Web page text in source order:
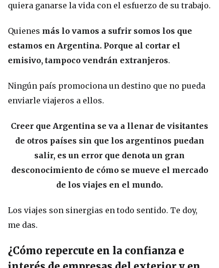
quiera ganarse la vida con el esfuerzo de su trabajo.
Quienes más lo vamos a sufrir somos los que
estamos en Argentina. Porque al cortar el
emisivo, tampoco vendrán extranjeros.
Ningún país promociona un destino que no pueda
enviarle viajeros a ellos.
Creer que Argentina se va a llenar de visitantes
de otros países sin que los argentinos puedan
salir, es un error que denota un gran
desconocimiento de cómo se mueve el mercado
de los viajes en el mundo.
Los viajes son sinergias en todo sentido. Te doy,
me das.
¿Cómo repercute en la confianza e